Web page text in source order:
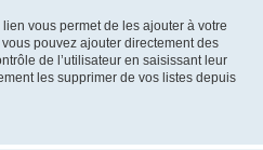
vous permet de les ajouter à votre
vous pouvez ajouter directement des
de l’utilisateur en saisissant leur
les supprimer de vos listes depuis